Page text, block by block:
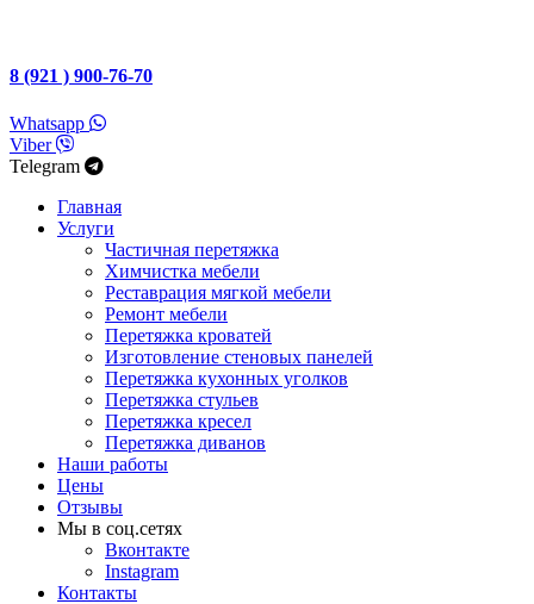
8 (921 ) 900-76-70
Whatsapp
Viber
Telegram
Главная
Услуги
Частичная перетяжка
Химчистка мебели
Реставрация мягкой мебели
Ремонт мебели
Перетяжка кроватей
Изготовление стеновых панелей
Перетяжка кухонных уголков
Перетяжка стульев
Перетяжка кресел
Перетяжка диванов
Наши работы
Цены
Отзывы
Мы в соц.сетях
Вконтакте
Instagram
Контакты